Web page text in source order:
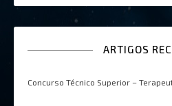
ARTIGOS
Concurso Técnico Superior –